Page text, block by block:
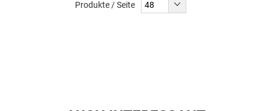
Produkte / Seite